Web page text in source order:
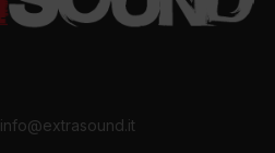
info@extrasound.it